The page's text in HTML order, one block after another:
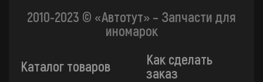
2010-2023 © «Автотут» – Запчасти для
иномарок
Каталог товаров
Как сделать
заказ